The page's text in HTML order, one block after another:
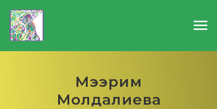
Мээрим
Молдалиева